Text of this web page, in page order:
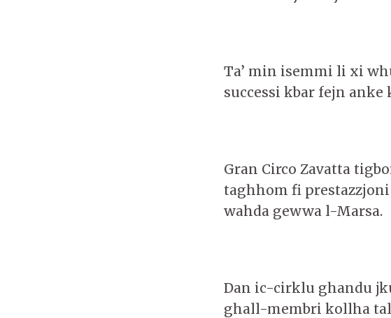
Ta’ min isemmi li xi
successi kbar fejn
Gran Circo Zavatta
taghhom fi
wahda gewwa l-Marsa.
Dan ic-cirklu ghandu
ghall-membri kollha